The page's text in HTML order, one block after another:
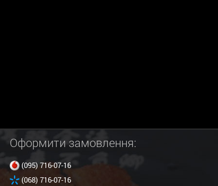
Оформити замовлення:
(095) 716-07-16
(068) 716-07-16